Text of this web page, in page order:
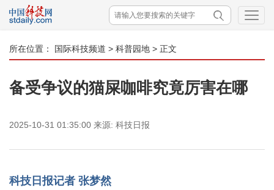
所在位置： 国际科技频道 > 科普园地 > 正文
备受争议的猫屎咖啡究竟厉害在哪
2025-10-31 01:35:00 来源: 科技日报
科技日报记者 张梦然